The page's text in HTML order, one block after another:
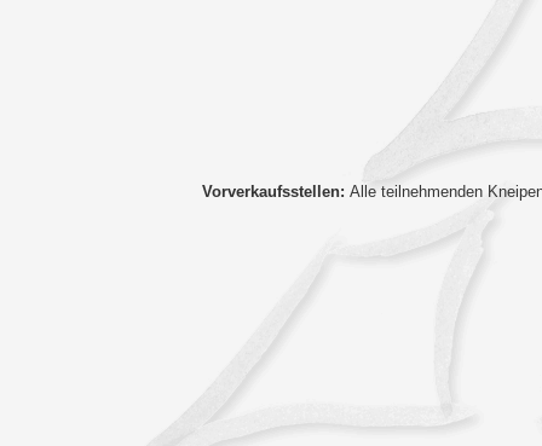
Vorverkaufsstellen: Alle teilnehmenden